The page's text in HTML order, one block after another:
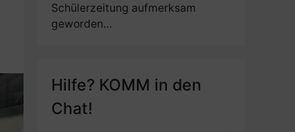
Schülerzeitung aufmerksam
geworden…
Hilfe? KOMM in den
Chat!